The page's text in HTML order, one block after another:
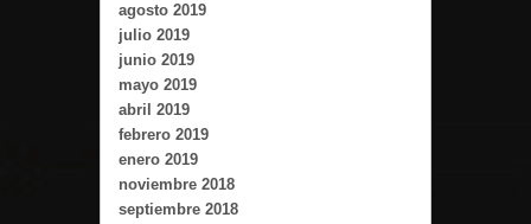
agosto 2019
julio 2019
junio 2019
mayo 2019
abril 2019
febrero 2019
enero 2019
noviembre 2018
septiembre 2018